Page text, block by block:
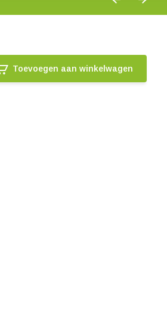
Toevoegen aan winkelwagen